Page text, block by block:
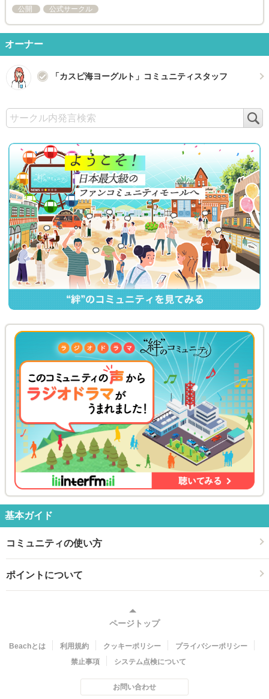
公開 公式サークル
オーナー
「カスピ海ヨーグルト」コミュニティスタッフ
基本ガイド
コミュニティの使い方
ポイントについて
ページトップ
Beachとは 利用規約 クッキーポリシー
プライバシーポリシー
禁止事項
システム点検について
お問い合わせ